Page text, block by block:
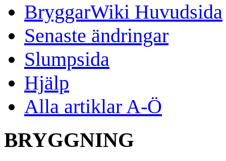
BryggarWiki Huvudsida
Senaste ändringar
Slumpsida
Hjälp
Alla artiklar A-Ö
BRYGGNING